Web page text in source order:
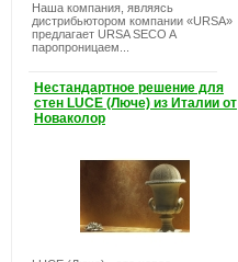
Наша компания, являясь
дистрибьютором компании «URSA»
предлагает URSA SECO A
паропроницаем...
Нестандартное решение для
стен LUCE (Люче) из Италии от
Новаколор